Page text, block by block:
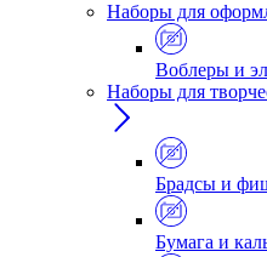
Наборы для
Воблеры и
Наборы для
Брадсы и
Бумага и